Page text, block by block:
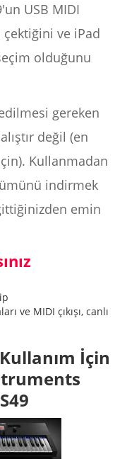
USB MIDI
ve iPad
olduğunu
gereken
değil (en
Kullanmadan
indirmek
emin
ve MIDI çıkışı, canlı
Kullanım İçin